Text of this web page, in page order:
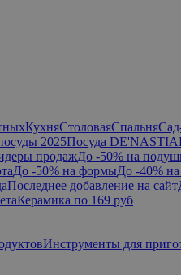
КухняСтоловаяСпальня
2025Посуда DE'NASTIA
продажДо -50% на
До -50% на формыДо -40%
Последнее добавление на сайт
Керамика по 169 руб
Инструменты для